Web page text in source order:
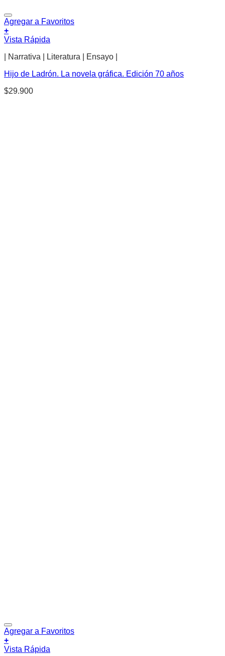
Agregar a Favoritos
+
Vista Rápida
| Narrativa | Literatura | Ensayo |
Hijo de Ladrón. La novela gráfica. Edición 70 años
$29.900
Agregar a Favoritos
+
Vista Rápida